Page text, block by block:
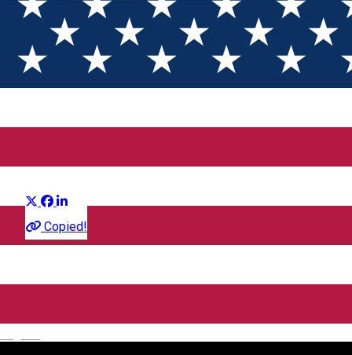
Prieteni Imaginari (2D) DUB
Copied!
Film